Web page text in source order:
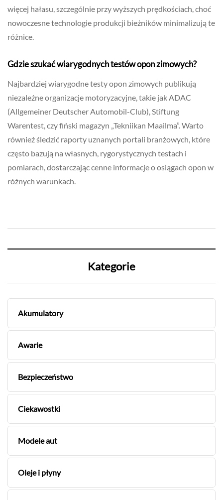
więcej hałasu, szczególnie przy wyższych prędkościach, choć
nowoczesne technologie produkcji bieżników minimalizują te
różnice.
Gdzie szukać wiarygodnych testów opon zimowych?
Najbardziej wiarygodne testy opon zimowych publikują
niezależne organizacje motoryzacyjne, takie jak ADAC
(Allgemeiner Deutscher Automobil-Club), Stiftung
Warentest, czy fiński magazyn „Tekniikan Maailma”. Warto
również śledzić raporty uznanych portali branżowych, które
często bazują na własnych, rygorystycznych testach i
pomiarach, dostarczając cenne informacje o osiągach opon w
różnych warunkach.
Kategorie
Akumulatory
Awarie
Bezpieczeństwo
Ciekawostki
Modele aut
Oleje i płyny